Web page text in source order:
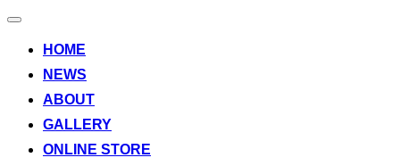
ナ
HOME
NEWS
ABOUT
GALLERY
ONLINE STORE